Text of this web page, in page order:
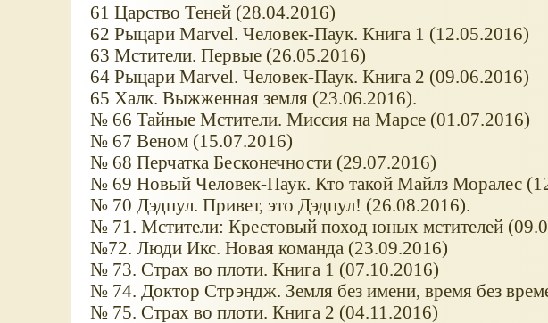
61 Царство Теней (28.04.2016)
62 Рыцари Marvel. Человек-Паук. Книга 1 (12.05.2016)
63 Мстители. Первые (26.05.2016)
64 Рыцари Marvel. Человек-Паук. Книга 2 (09.06.2016)
65 Халк. Выжженная земля (23.06.2016).
№ 66 Тайные Мстители. Миссия на Марсе (01.07.2016)
№ 67 Веном (15.07.2016)
№ 68 Перчатка Бесконечности (29.07.2016)
№ 69 Новый Человек-Паук. Кто такой Майлз Моралес
№ 70 Дэдпул. Привет, это Дэдпул! (26.08.2016).
№ 71. Мстители: Крестовый поход юных мстителей
№72. Люди Икс. Новая команда (23.09.2016)
№ 73. Страх во плоти. Книга 1 (07.10.2016)
№ 74. Доктор Стрэндж. Земля без имени, время без
№ 75. Страх во плоти. Книга 2 (04.11.2016)